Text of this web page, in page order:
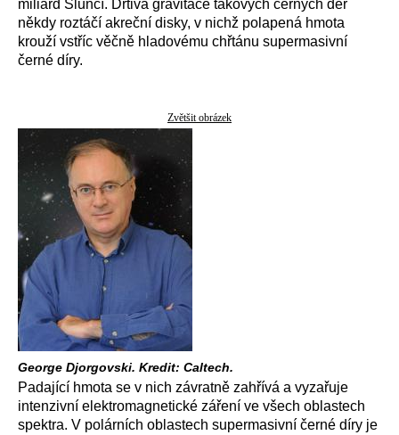
miliard Sluncí. Drtivá gravitace takových černých děr
někdy roztáčí akreční disky, v nichž polapená hmota
krouží vstříc věčně hladovému chřtánu supermasivní
černé díry.
Zvětšit obrázek
George Djorgovski. Kredit: Caltech.
Padající hmota se v nich závratně zahřívá a vyzařuje
intenzivní elektromagnetické záření ve všech oblastech
spektra. V polárních oblastech supermasivní černé díry je